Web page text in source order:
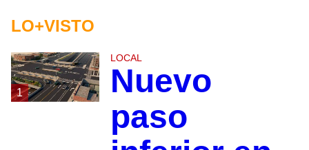
LO+VISTO
1
LOCAL
Nuevo
paso